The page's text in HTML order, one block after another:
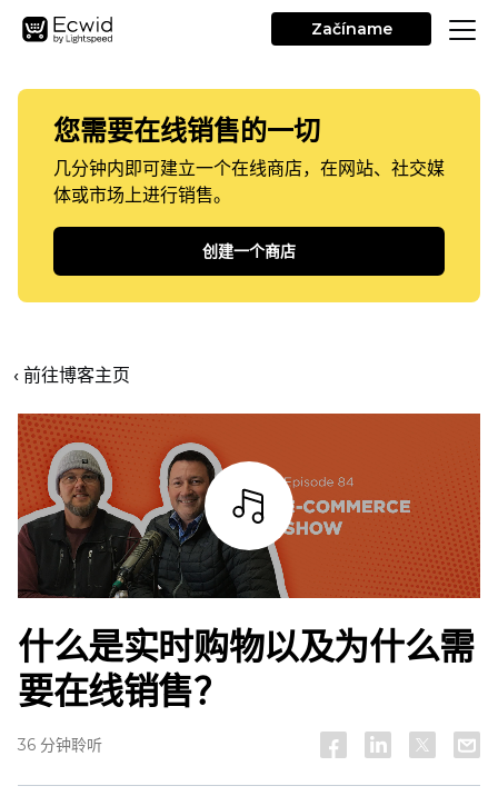
Začíname
您需要在线销售的一切
几分钟内即可建立一个在线商店，在网站、社交媒
体或市场上进行销售。
创建一个商店
‹ 前往博客主页
试听
什么是实时购物以及为什么需
要在线销售？
36 分钟聆听